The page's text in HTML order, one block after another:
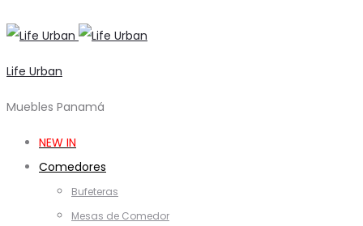
Life Urban
Muebles Panamá
NEW IN
Comedores
Bufeteras
Mesas de Comedor